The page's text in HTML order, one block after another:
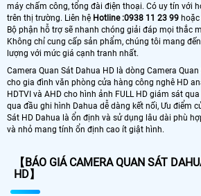
máy chấm công, tổng đài điện thoại. Có uy tín với
trên thị trường. Liên hệ Hotline :0938 11 23 99
Bộ phận hỗ trợ sẽ nhanh chóng giải đáp mọi thắc
Không chỉ cung cấp sản phẩm, chúng tôi mang
lượng với mức giá cạnh tranh nhất.
Camera Quan Sát Dahua HD là dòng Camera
cho gia đình văn phòng cửa hàng công nghê HD
HDTVI và AHD cho hình ảnh FULL HD giám sát
qua đầu ghi hình Dahua dễ dàng kết nối, Ưu điểm
Sát HD Dahua là ổn định và sử dụng lâu dài phù
và nhỏ mang tính ổn định cao ít giật hình.
【BÁO GIÁ CAMERA QUAN SÁT
HD】